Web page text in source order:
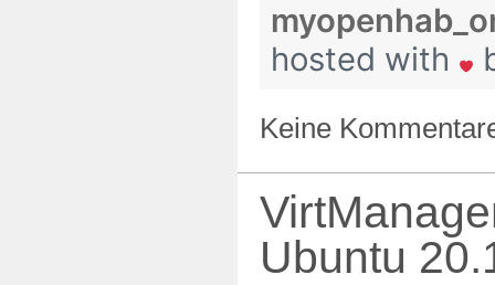
hosted with
Keine
Ubuntu